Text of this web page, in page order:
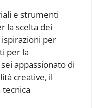
e strumenti
la scelta dei
per
per la
appassionato di
creative, il
tecnica